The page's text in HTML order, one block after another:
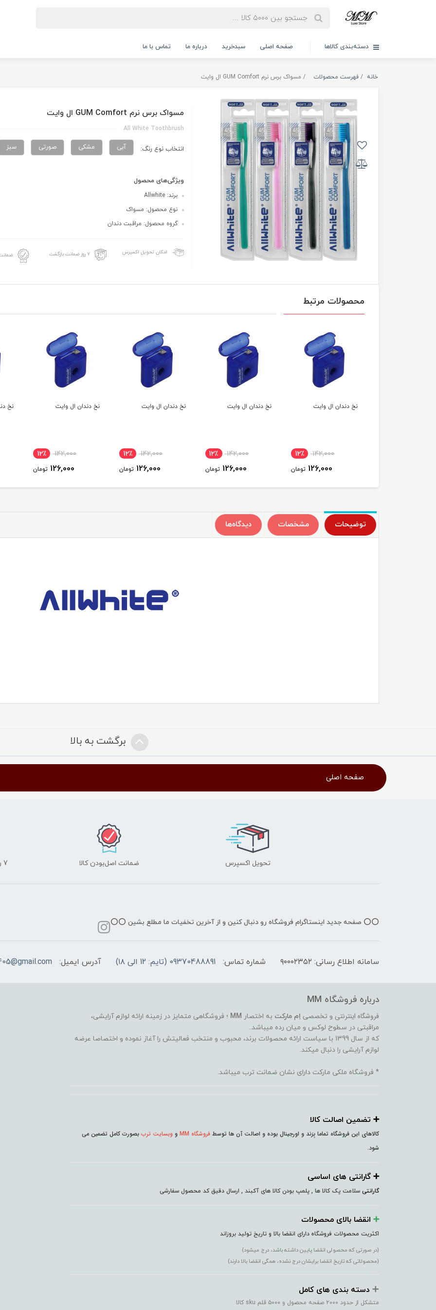
دسته‌بندی کالاها صفحه اصلی سبدخرید درباره ما تماس با ما
خانه فهرست محصولات مسواک برس نرم GUM Comfort ال وایت
مسواک برس نرم GUM Comfort ال وایت
All White Toothbrush
انتخاب نوع رنگ: آبی مشکی صورتی سبز
ویژگی‌های محصول
برند: Allwhite
نوع محصول: مسواک
گروه محصول: مراقبت دندان
امکان تحویل اکسپرس ۷ روز ضمانت بازگشت
محصولات مرتبط
نخ دندان ال وایت
142,000 12٪
126,000 تومان
نخ دندان ال وایت
142,000 12٪
126,000 تومان
نخ دندان ال وایت
142,000 12٪
126,000 تومان
نخ دندان ال وایت
142,000 12٪
126,000 تومان
نخ
توضیحات مشخصات دیدگاه‌ها
برگشت به بالا
صفحه اصلی
تحویل اکسپرس ضمانت اصل‌بودن کالا 7 روز ضمانت مرجوعی کالا
⭕️⭕️ صفحه جدید اینستاگرام فروشگاه رو دنبال کنین و از آخرین تخفیات ما مطلع بشین ⭕️⭕️
سامانه اطلاع رسانی: ۹۰۰۰۲۳۵۲ شماره تماس: 09370488891 (تایم: 12 الی ۱۸) آدرس ایمیل:
درباره فروشگاه MM
فروشگاه اینترنتی و تخصصی اِم مارکت به اختصار MM ؛ فروشگاهی متمایز در زمینه ارائه لوازم آرایشی،
مراقبتی در سطوح لوکس و میان رده میباشد..
که از سال 1399 با سیاست ارائه محصولات برند، محبوب و منتخب فعالیتش را آغاز نموده و اختصاصا عرضه
لوازم آرایشی را دنبال میکند.
* فروشگاه ملکی مارکت دارای نشان ضمانت ترب میباشد.
➕️ تضمین اصالت کالا
کالاهای این فروشگاه تماما بِرَند و اورجینال بوده و اصالت آن ها توسط فروشگاه MM و وبسایت ترب بصورت کامل تضمین می
شود.
➕️ گارانتی های اساسی
گارانتی سلامت پک کالا ها , پلمپ بودن کالا های آکبند , ارسال دقیق کد محصول سفارشی
➕️ انقضا بالای محصولات
اکثریت محصولات فروشگاه دارای انقضا بالا و تاریخ تولید بروزاند
(در صورتی که محصولی انقضا پایین داشته باشد، درج میشود)
(محصولاتی که تاریخ انقضا برایشان درج نشده، همگی انقضا بالا دارند)
➕️ دسته بندی های کامل
متشکل از حدود ۲۰۰۰ صفحه محصول و ۵۰۰۰ قلم sku کالا